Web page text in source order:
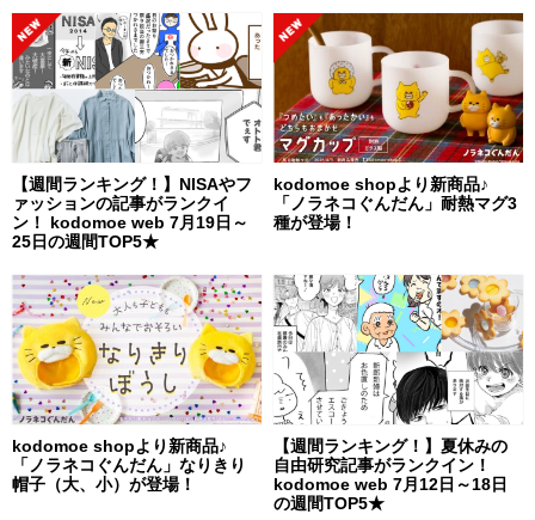
【週間ランキング！】NISAやフ
ァッションの記事がランクイ
ン！ kodomoe web 7月19日～
25日の週間TOP5★
kodomoe shopより新商品♪
「ノラネコぐんだん」耐熱マグ3
種が登場！
kodomoe shopより新商品♪
「ノラネコぐんだん」なりきり
帽子（大、小）が登場！
【週間ランキング！】夏休みの
自由研究記事がランクイン！
kodomoe web 7月12日～18日
の週間TOP5★